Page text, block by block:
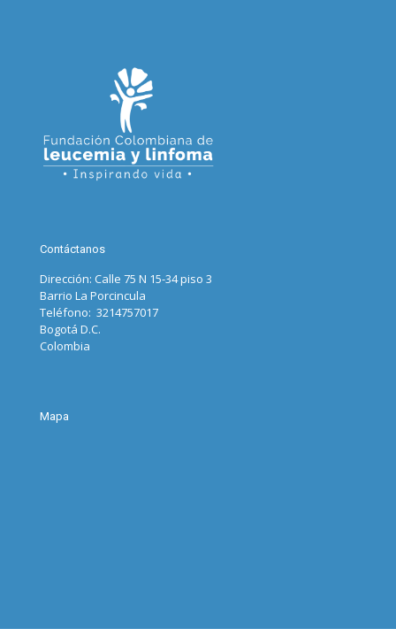
Contáctanos
Dirección: Calle 75 N 15-34 piso 3
Barrio La Porcincula
Teléfono: 3214757017
Bogotá D.C.
Colombia
Mapa